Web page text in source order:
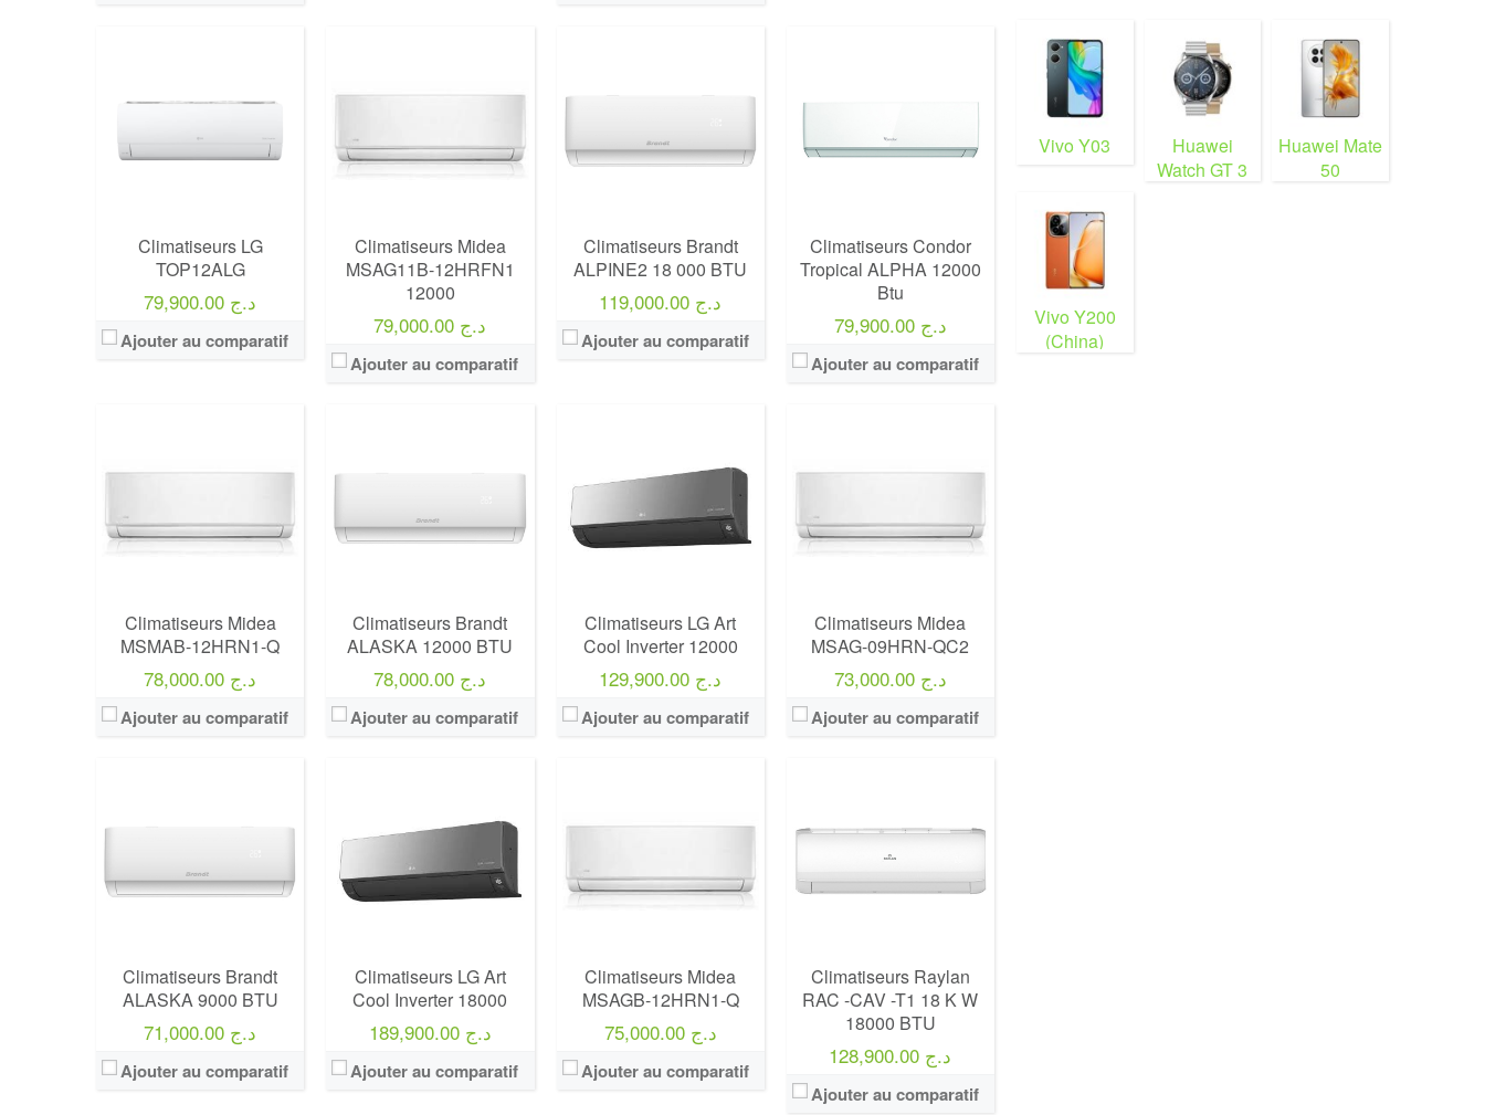
Climatiseurs LG
TOP12ALG
79,900.00 د.ج
Ajouter au comparatif
Climatiseurs Midea
MSAG11B-12HRFN1
12000
79,000.00 د.ج
Ajouter au comparatif
Climatiseurs Brandt
ALPINE2 18 000 BTU
119,000.00 د.ج
Ajouter au comparatif
Climatiseurs Condor
Tropical ALPHA 12000
Btu
79,900.00 د.ج
Ajouter au comparatif
Climatiseurs Midea
MSMAB-12HRN1-Q
78,000.00 د.ج
Ajouter au comparatif
Climatiseurs Brandt
ALASKA 12000 BTU
78,000.00 د.ج
Ajouter au comparatif
Climatiseurs LG Art
Cool Inverter 12000
129,900.00 د.ج
Ajouter au comparatif
Climatiseurs Midea
MSAG-09HRN-QC2
73,000.00 د.ج
Ajouter au comparatif
Climatiseurs Brandt
ALASKA 9000 BTU
71,000.00 د.ج
Ajouter au comparatif
Climatiseurs LG Art
Cool Inverter 18000
189,900.00 د.ج
Ajouter au comparatif
Climatiseurs Midea
MSAGB-12HRN1-Q
75,000.00 د.ج
Ajouter au comparatif
Climatiseurs Raylan
RAC -CAV -T1 18 K W
18000 BTU
128,900.00 د.ج
Ajouter au comparatif
Vivo Y03
Huawei
Watch GT 3
Huawei Mate
50
Vivo Y200
(China)